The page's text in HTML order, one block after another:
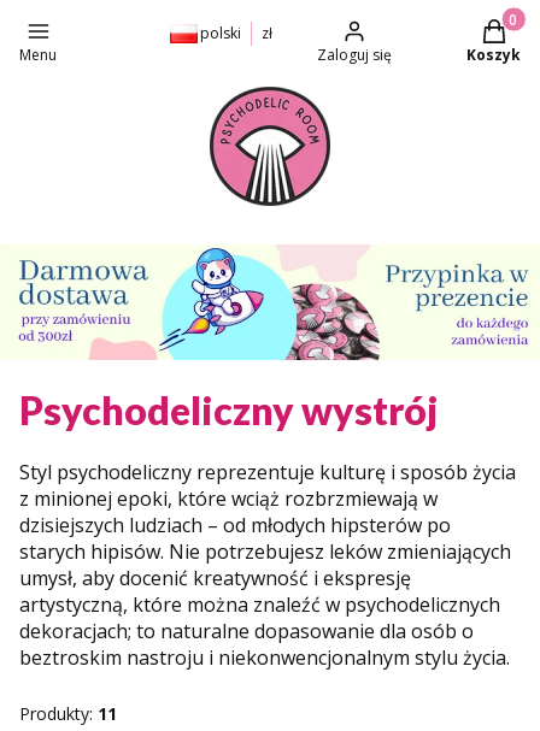
Menu
polski
zł
Zaloguj się
Koszyk
Psychodeliczny wystrój
Styl psychodeliczny reprezentuje kulturę i sposób życia
z minionej epoki, które wciąż rozbrzmiewają w
dzisiejszych ludziach – od młodych hipsterów po
starych hipisów. Nie potrzebujesz leków zmieniających
umysł, aby docenić kreatywność i ekspresję
artystyczną, które można znaleźć w psychodelicznych
dekoracjach; to naturalne dopasowanie dla osób o
beztroskim nastroju i niekonwencjonalnym stylu życia.
Produkty: 11